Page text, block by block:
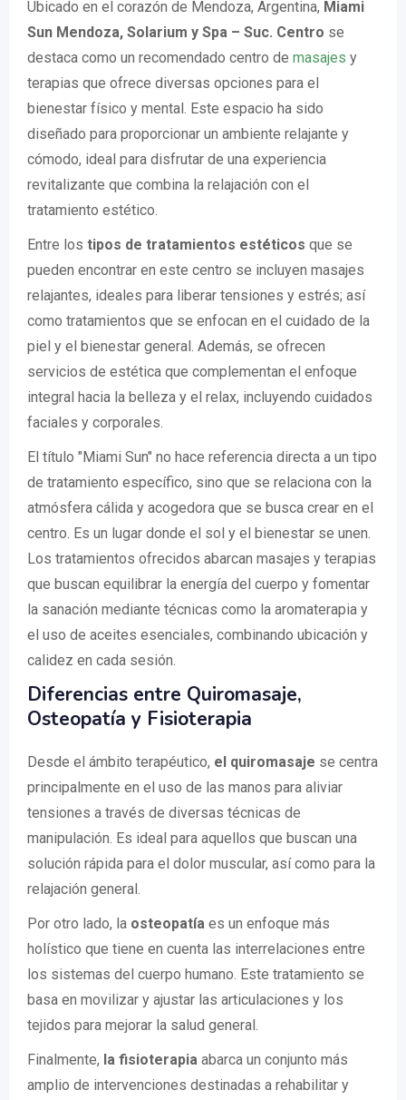
Ubicado en el corazón de Mendoza, Argentina, Miami
Sun Mendoza, Solarium y Spa – Suc. Centro se
destaca como un recomendado centro de masajes y
terapias que ofrece diversas opciones para el
bienestar físico y mental. Este espacio ha sido
diseñado para proporcionar un ambiente relajante y
cómodo, ideal para disfrutar de una experiencia
revitalizante que combina la relajación con el
tratamiento estético.
Entre los tipos de tratamientos estéticos que se
pueden encontrar en este centro se incluyen masajes
relajantes, ideales para liberar tensiones y estrés; así
como tratamientos que se enfocan en el cuidado de la
piel y el bienestar general. Además, se ofrecen
servicios de estética que complementan el enfoque
integral hacia la belleza y el relax, incluyendo cuidados
faciales y corporales.
El título "Miami Sun" no hace referencia directa a un tipo
de tratamiento específico, sino que se relaciona con la
atmósfera cálida y acogedora que se busca crear en el
centro. Es un lugar donde el sol y el bienestar se unen.
Los tratamientos ofrecidos abarcan masajes y terapias
que buscan equilibrar la energía del cuerpo y fomentar
la sanación mediante técnicas como la aromaterapia y
el uso de aceites esenciales, combinando ubicación y
calidez en cada sesión.
Diferencias entre Quiromasaje,
Osteopatía y Fisioterapia
Desde el ámbito terapéutico, el quiromasaje se centra
principalmente en el uso de las manos para aliviar
tensiones a través de diversas técnicas de
manipulación. Es ideal para aquellos que buscan una
solución rápida para el dolor muscular, así como para la
relajación general.
Por otro lado, la osteopatía es un enfoque más
holístico que tiene en cuenta las interrelaciones entre
los sistemas del cuerpo humano. Este tratamiento se
basa en movilizar y ajustar las articulaciones y los
tejidos para mejorar la salud general.
Finalmente, la fisioterapia abarca un conjunto más
amplio de intervenciones destinadas a rehabilitar y